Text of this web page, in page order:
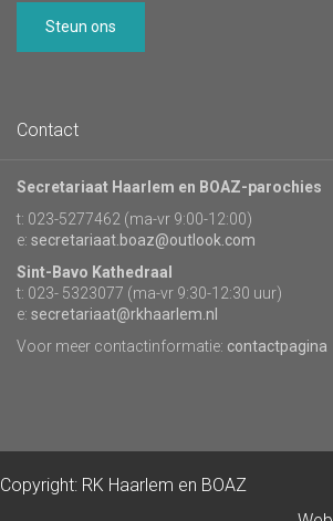
Steun ons
Contact
Secretariaat Haarlem en BOAZ-parochies
t: 023-5277462 (ma-vr 9:00-12:00)
e: secretariaat.boaz@outlook.com
Sint-Bavo Kathedraal
t: 023- 5323077 (ma-vr 9:30-12:30 uur)
e: secretariaat@rkhaarlem.nl
Voor meer contactinformatie: contactpagina
Copyright: RK Haarlem en BOAZ